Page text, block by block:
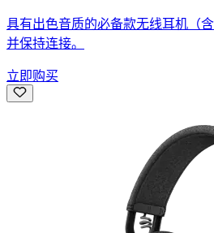
具有出色音质的必备款无线耳机（
并保持连接。
立即购买